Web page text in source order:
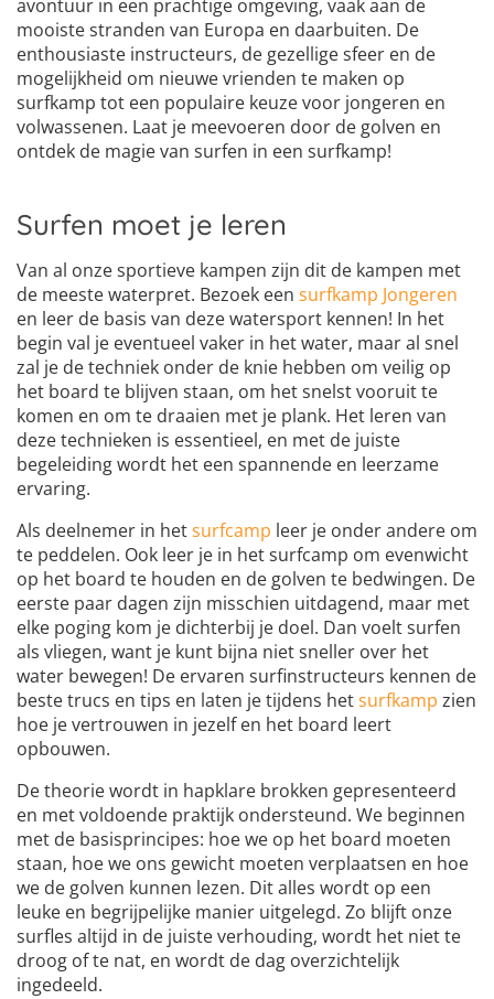
avontuur in een prachtige omgeving, vaak aan de
mooiste stranden van Europa en daarbuiten. De
enthousiaste instructeurs, de gezellige sfeer en de
mogelijkheid om nieuwe vrienden te maken op
surfkamp tot een populaire keuze voor jongeren en
volwassenen. Laat je meevoeren door de golven en
ontdek de magie van surfen in een surfkamp!
Surfen moet je leren
Van al onze sportieve kampen zijn dit de kampen met
de meeste waterpret. Bezoek een surfkamp Jongeren
en leer de basis van deze watersport kennen! In het
begin val je eventueel vaker in het water, maar al snel
zal je de techniek onder de knie hebben om veilig op
het board te blijven staan, om het snelst vooruit te
komen en om te draaien met je plank. Het leren van
deze technieken is essentieel, en met de juiste
begeleiding wordt het een spannende en leerzame
ervaring.
Als deelnemer in hetsurfcamp leer je onder andere om
te peddelen. Ook leer je in het surfcamp om evenwicht
op het board te houden en de golven te bedwingen. De
eerste paar dagen zijn misschien uitdagend, maar met
elke poging kom je dichterbij je doel. Dan voelt surfen
als vliegen, want je kunt bijna niet sneller over het
water bewegen! De ervaren surfinstructeurs kennen de
beste trucs en tips en laten je tijdens hetsurfkamp zien
hoe je vertrouwen in jezelf en het board leert
opbouwen.
De theorie wordt in hapklare brokken gepresenteerd
en met voldoende praktijk ondersteund. We beginnen
met de basisprincipes: hoe we op het board moeten
staan, hoe we ons gewicht moeten verplaatsen en hoe
we de golven kunnen lezen. Dit alles wordt op een
leuke en begrijpelijke manier uitgelegd. Zo blijft onze
surfles altijd in de juiste verhouding, wordt het niet te
droog of te nat, en wordt de dag overzichtelijk
ingedeeld.